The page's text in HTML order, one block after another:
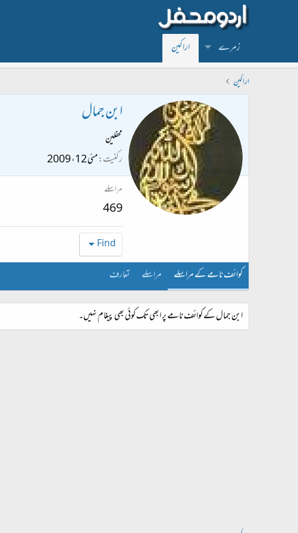
زمرے اراکین
اراکین
ابن جمال
محفلین
رکنیت مئی 12، 2009
مراسلے
469
Find
کوائف نامے کے مراسلے مراسلے تعارف
ابن جمال کے کوائف نامے پر ابھی تک کوئی بھی پیغام نہیں۔